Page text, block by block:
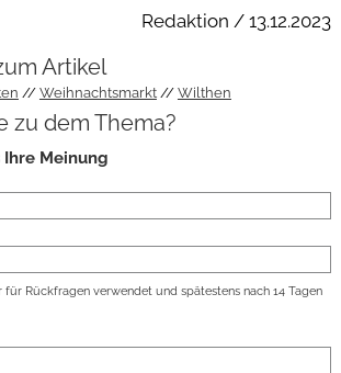
Redaktion / 13.12.2023
Artikel
Weihnachtsmarkt Wilthen
zu dem Thema?
Ihre Meinung
für Rückfragen verwendet und spätestens nach 14 Tagen